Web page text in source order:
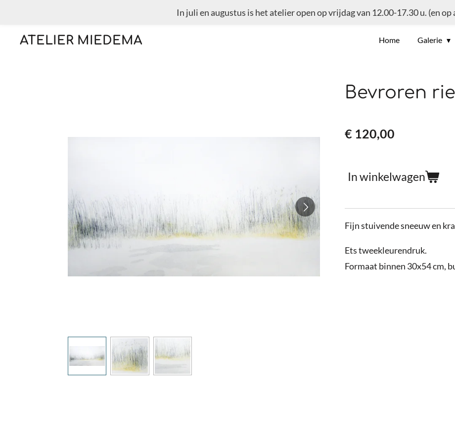
naar
In juli en augustus is het atelier open op vrijdag van 12.00-17.30 u. (en op
ATELIER MIEDEMA Home Galerie
Bevroren
€ 120,00
In winkelwagen
Fijn stuivende sneeuw en
Ets tweekleurendruk.
Formaat binnen 30x54 cm,